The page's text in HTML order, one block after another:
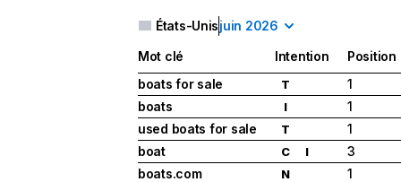
États-Unisjuin 2026
Mot clé Intention
Position
boats for sale
T
1
boats
I
1
used boats for sale
T
1
boat
C I
3
boats.com
N 1